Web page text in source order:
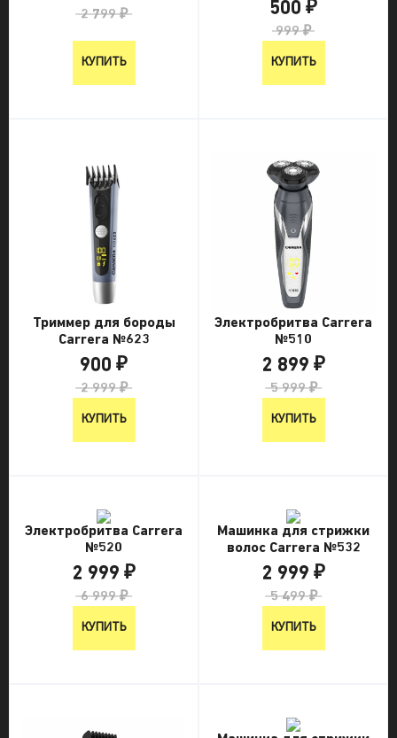
2 799 ₽
КУПИТЬ
500 ₽
999 ₽
КУПИТЬ
Триммер для бороды
Carrera №623
900 ₽
2 999 ₽
КУПИТЬ
Электробритва Carrera
№510
2 899 ₽
5 999 ₽
КУПИТЬ
Электробритва Carrera
№520
2 999 ₽
6 999 ₽
КУПИТЬ
Машинка для стрижки
волос Carrera №532
2 999 ₽
5 499 ₽
КУПИТЬ